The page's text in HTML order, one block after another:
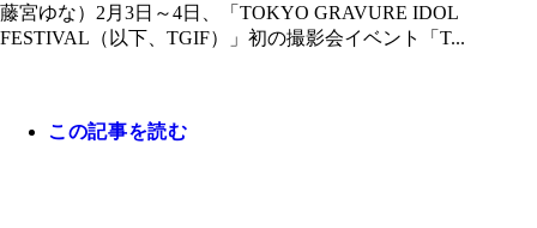
藤宮ゆな）2月3日～4日、「TOKYO GRAVURE IDOL
FESTIVAL（以下、TGIF）」初の撮影会イベント「T...
この記事を読む